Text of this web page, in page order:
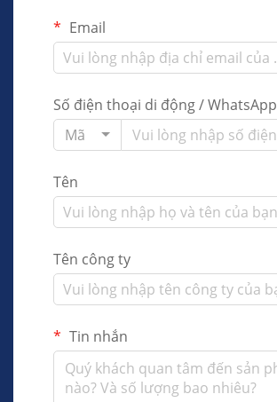
Email
Số điện thoại di động / WhatsApp
Mã
Tên
Tên công ty
Tin nhắn